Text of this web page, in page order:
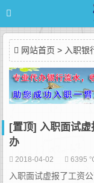
网站首页 > 入职银
[置顶] 入职面试虚
办
2018-04-02 6395
入职面试虚报了工资